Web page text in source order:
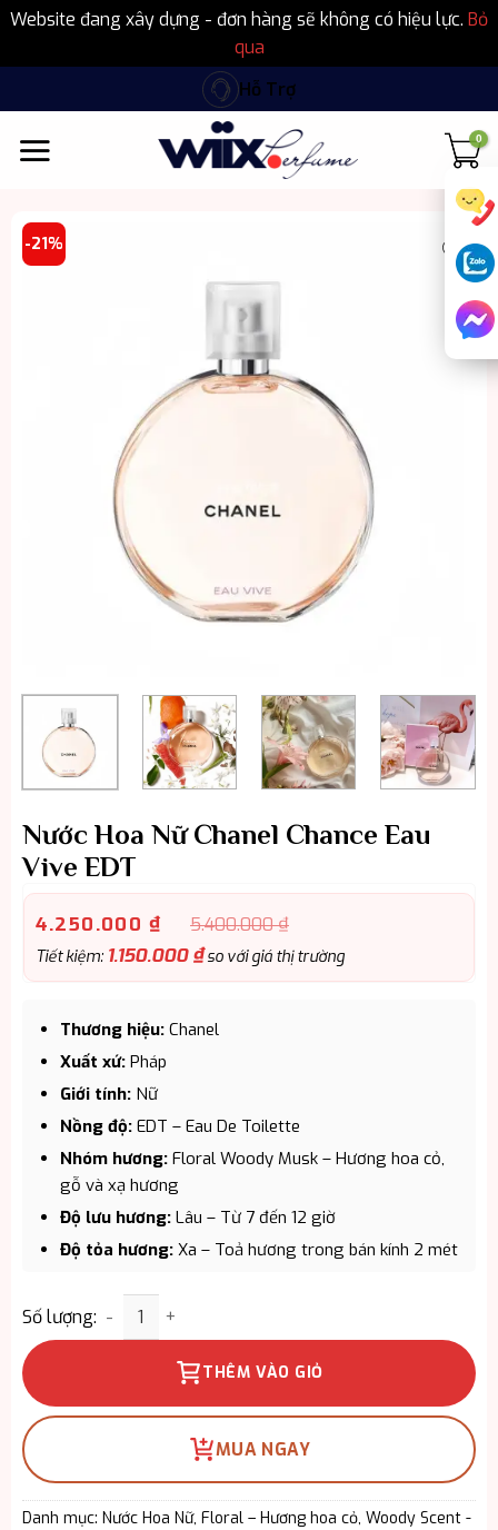
Website đang xây dựng - đơn hàng sẽ không có hiệu lực. Bỏ
qua
qua
nội
dung
Hỗ Trợ
-21%
Nước Hoa Nữ Chanel Chance Eau
Vive EDT
4.250.000 ₫ 5.400.000₫
Tiết kiệm: 1.150.000₫so với giá thị trường
Thương hiệu: Chanel
Xuất xứ: Pháp
Giới tính: Nữ
Nồng độ: EDT – Eau De Toilette
Nhóm hương: Floral Woody Musk – Hương hoa cỏ,
gỗ và xạ hương
Độ lưu hương: Lâu – Từ 7 đến 12 giờ
Độ tỏa hương: Xa – Toả hương trong bán kính 2 mét
Dung tích: 100ml
Số lượng: Nước Hoa Nữ Chanel Chance Eau Vive EDT số
THÊM VÀO GIỎ
MUA NGAY
Danh mục: Nước Hoa Nữ, Floral – Hương hoa cỏ, Woody Scent -